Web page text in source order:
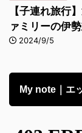
【子連れ旅行
ァミリーの伊
2024/9/5
My note｜エ